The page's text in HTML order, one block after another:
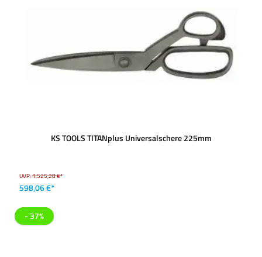
KS TOOLS TITANplus Universalschere 225mm
UVP:1.525,28 €*
598,06 €*
- 37%